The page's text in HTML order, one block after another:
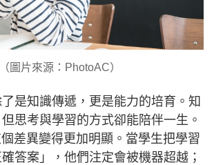
（圖片來源：PhotoAC）
是知識傳遞，更是能力的培育。知
思考與學習的方式卻能陪伴一生。
差異變得更加明顯。當學生把學習
答案」，他們注定會被機器超越；